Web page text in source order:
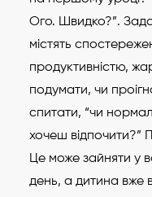
Ого. Швидко?”.
містять
продуктивністю,
подумати, чи
спитати, “чи
хочеш відпочити?”
Це може зайняти у
день, а дитина вже